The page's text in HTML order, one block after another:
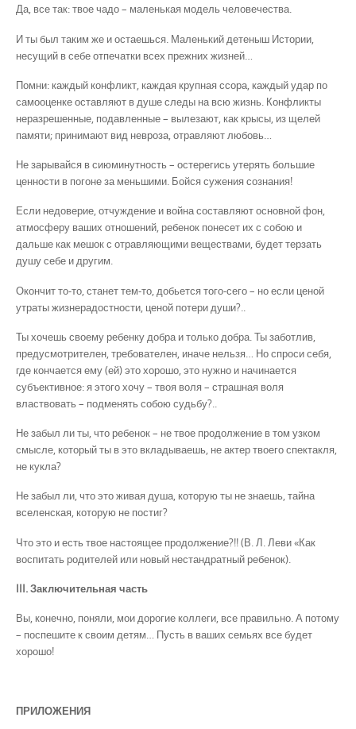
Да, все так: твое чадо – маленькая модель человечества.
И ты был таким же и остаешься. Маленький детеныш Истории,
несущий в себе отпечатки всех прежних жизней…
Помни: каждый конфликт, каждая крупная ссора, каждый удар по
самооценке оставляют в душе следы на всю жизнь. Конфликты
неразрешенные, подавленные – вылезают, как крысы, из щелей
памяти; принимают вид невроза, отравляют любовь…
Не зарывайся в сиюминутность – остерегись утерять большие
ценности в погоне за меньшими. Бойся сужения сознания!
Если недоверие, отчуждение и война составляют основной фон,
атмосферу ваших отношений, ребенок понесет их с собою и
дальше как мешок с отравляющими веществами, будет терзать
душу себе и другим.
Окончит то-то, станет тем-то, добьется того-сего – но если ценой
утраты жизнерадостности, ценой потери души?..
Ты хочешь своему ребенку добра и только добра. Ты заботлив,
предусмотрителен, требователен, иначе нельзя… Но спроси себя,
где кончается ему (ей) это хорошо, это нужно и начинается
субъективное: я этого хочу – твоя воля – страшная воля
властвовать – подменять собою судьбу?..
Не забыл ли ты, что ребенок – не твое продолжение в том узком
смысле, который ты в это вкладываешь, не актер твоего спектакля,
не кукла?
Не забыл ли, что это живая душа, которую ты не знаешь, тайна
вселенская, которую не постиг?
Что это и есть твое настоящее продолжение?!! (В. Л. Леви «Как
воспитать родителей или новый нестандратный ребенок).
III. Заключительная часть
Вы, конечно, поняли, мои дорогие коллеги, все правильно. А потому
– поспешите к своим детям… Пусть в ваших семьях все будет
хорошо!
ПРИЛОЖЕНИЯ